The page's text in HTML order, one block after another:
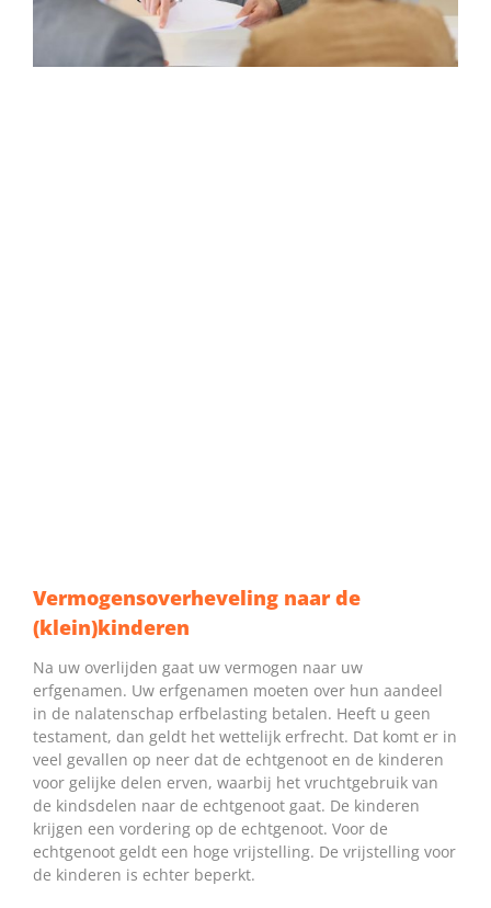
Vermogensoverheveling naar de
(klein)kinderen
Na uw overlijden gaat uw vermogen naar uw
erfgenamen. Uw erfgenamen moeten over hun aandeel
in de nalatenschap erfbelasting betalen. Heeft u geen
testament, dan geldt het wettelijk erfrecht. Dat komt er in
veel gevallen op neer dat de echtgenoot en de kinderen
voor gelijke delen erven, waarbij het vruchtgebruik van
de kindsdelen naar de echtgenoot gaat. De kinderen
krijgen een vordering op de echtgenoot. Voor de
echtgenoot geldt een hoge vrijstelling. De vrijstelling voor
de kinderen is echter beperkt.